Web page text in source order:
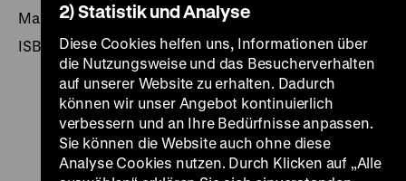
Marburg 2001, 180 Seiten, Tectum-Verlag
ISBN 3-8288-8261-7
Zu
Zu
Zu
Zu
Zu
2) Statistik und Analyse
Diese Cookies helfen uns, Informationen über
die Nutzungsweise und das Besucherverhalten
auf unserer Website zu erhalten. Dadurch
können wir unser Angebot kontinuierlich
verbessern und an Ihre Bedürfnisse anpassen.
Sie können die Website auch ohne diese
Analyse Cookies nutzen. Durch Klicken auf „Alle